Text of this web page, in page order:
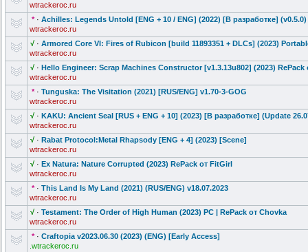
wtrackeroc.ru
* · Achilles: Legends Untold [ENG + 10 / ENG] (2022) [В разработке] (v0.5.0)
wtrackeroc.ru
√ · Armored Core VI: Fires of Rubicon [build 11893351 + DLCs] (2023)
wtrackeroc.ru
√ · Hello Engineer: Scrap Machines Constructor [v1.3.13u802] (2023) RePack
wtrackeroc.ru
* · Tunguska: The Visitation (2021) [RUS/ENG] v1.70-3-GOG
wtrackeroc.ru
√ · KAKU: Ancient Seal [RUS + ENG + 10] (2023) [В разработке] (Update
wtrackeroc.ru
√ · Rabat Protocol:Metal Rhapsody [ENG + 4] (2023) [Scene]
wtrackeroc.ru
√ · Ex Natura: Nature Corrupted (2023) RePack от FitGirl
wtrackeroc.ru
* · This Land Is My Land (2021) (RUS/ENG) v18.07.2023
wtrackeroc.ru
√ · Testament: The Order of High Human (2023) PC | RePack от Chovka
wtrackeroc.ru
* · Craftopia v2023.06.30 (2023) (ENG) [Early Access]
.wtrackeroc.ru